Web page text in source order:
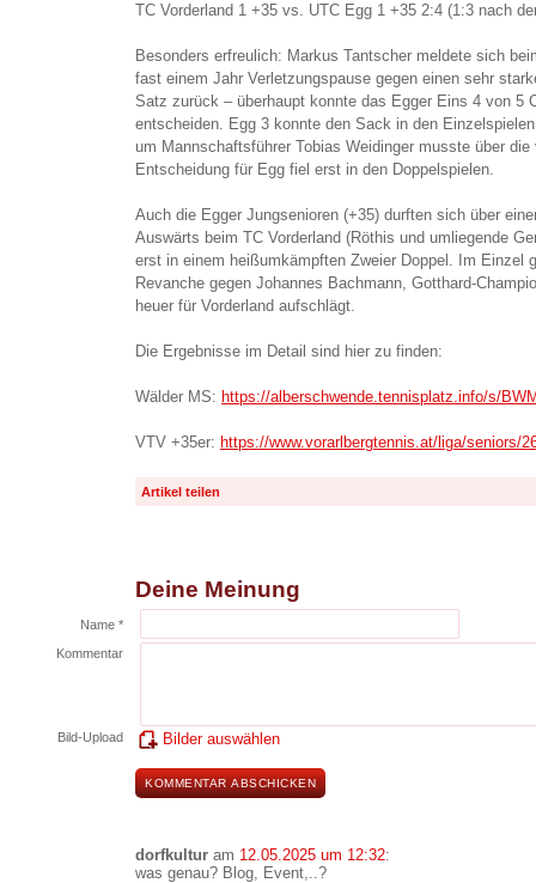
TC Vorderland 1 +35 vs. UTC Egg 1 +35 2:4 (1:3 nach
Besonders erfreulich: Markus Tantscher meldete sich
fast einem Jahr Verletzungspause gegen einen sehr
Satz zurück – überhaupt konnte das Egger Eins 4 von 5
entscheiden. Egg 3 konnte den Sack in den
um Mannschaftsführer Tobias Weidinger musste über
Entscheidung für Egg fiel erst in den Doppelspielen.
Auch die Egger Jungsenioren (+35) durften sich über
Auswärts beim TC Vorderland (Röthis und umliegende
erst in einem heißumkämpften Zweier Doppel. Im Einzel
Revanche gegen Johannes Bachmann, Gotthard-
heuer für Vorderland aufschlägt.
Die Ergebnisse im Detail sind hier zu finden:
Wälder MS: https://alberschwende.tennisplatz.info/s/
VTV +35er: https://www.vorarlbergtennis.at/liga/seniors/
Artikel teilen
Deine Meinung
Name *
Kommentar
Bild-Upload Bilder auswählen
dorfkultur am 12.05.2025 um 12:32:
was genau? Blog, Event,..?